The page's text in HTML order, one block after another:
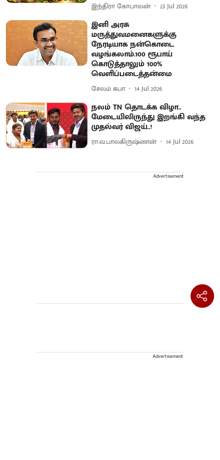
இந்திரா கோபாலன் 23 Jul 2026
இனி அரசு
மருத்துவமனைகளுக்கு
நேரடியாக நன்கொடை
வழங்கலாம்.100 ரூபாய்
கொடுத்தாலும் 100%
வெளிப்படைத்தன்மை
சேலம் சுபா 14 Jul 2026
நலம் TN தொடக்க விழா..
மேடையிலிருந்து இறங்கி வந்த
முதல்வர் விஜய்..!
ரா.வ.பாலகிருஷ்ணன் 14 Jul 2026
Advertisement
Advertisement